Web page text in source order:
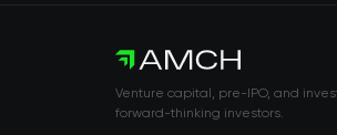
Venture capital, pre-IPO, and
forward-thinking investors.